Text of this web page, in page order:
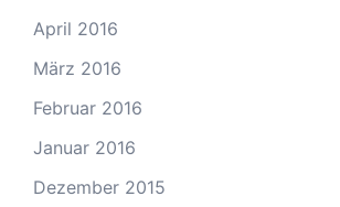
April 2016
März 2016
Februar 2016
Januar 2016
Dezember 2015